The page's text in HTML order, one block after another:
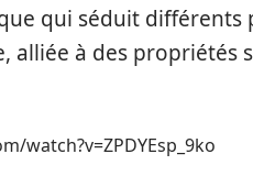
qui séduit différents
alliée à des
watch?v=ZPDYEsp_9ko